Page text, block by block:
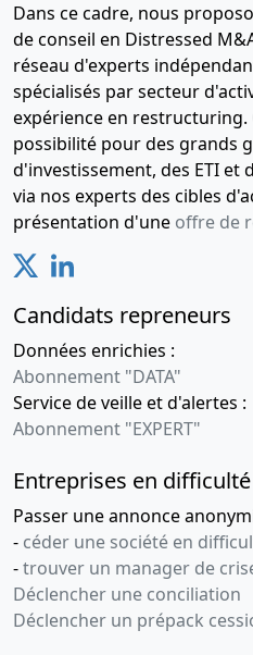
Dans ce cadre, nous
de conseil en Distressed
réseau d'experts
spécialisés par secteur
expérience en restructuring.
possibilité pour des grands
d'investissement, des ETI et
via nos experts des cibles
présentation d'une offre de
Candidats repreneurs
Données enrichies :
Abonnement "DATA"
Service de veille et d'alertes :
Abonnement "EXPERT"
Entreprises en difficulté
Passer une annonce
- céder une société en
-trouver un manager de
Déclencher une conciliation
Déclencher un prépack